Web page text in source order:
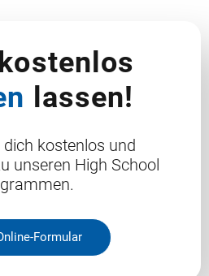
lassen!
kostenlos und
unseren High School
Formular